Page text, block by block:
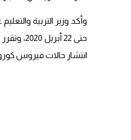
حتى 22
انتشار حالات فيروس